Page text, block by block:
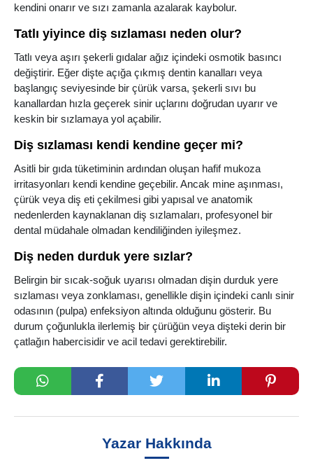
kendini onarır ve sızı zamanla azalarak kaybolur.
Tatlı yiyince diş sızlaması neden olur?
Tatlı veya aşırı şekerli gıdalar ağız içindeki osmotik basıncı
değiştirir. Eğer dişte açığa çıkmış dentin kanalları veya
başlangıç seviyesinde bir çürük varsa, şekerli sıvı bu
kanallardan hızla geçerek sinir uçlarını doğrudan uyarır ve
keskin bir sızlamaya yol açabilir.
Diş sızlaması kendi kendine geçer mi?
Asitli bir gıda tüketiminin ardından oluşan hafif mukoza
irritasyonları kendi kendine geçebilir. Ancak mine aşınması,
çürük veya diş eti çekilmesi gibi yapısal ve anatomik
nedenlerden kaynaklanan diş sızlamaları, profesyonel bir
dental müdahale olmadan kendiliğinden iyileşmez.
Diş neden durduk yere sızlar?
Belirgin bir sıcak-soğuk uyarısı olmadan dişin durduk yere
sızlaması veya zonklaması, genellikle dişin içindeki canlı sinir
odasının (pulpa) enfeksiyon altında olduğunu gösterir. Bu
durum çoğunlukla ilerlemiş bir çürüğün veya dişteki derin bir
çatlağın habercisidir ve acil tedavi gerektirebilir.
Yazar Hakkında